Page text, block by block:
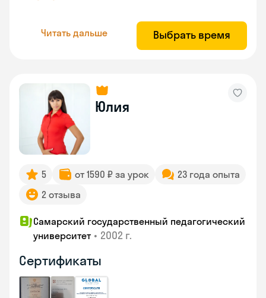
Читать дальше Выбрать время
Юлия
5 от 1590 ₽ за урок
23 года опыта
2 отзыва
Самарский государственный педагогический
университет • 2002 г.
Сертификаты